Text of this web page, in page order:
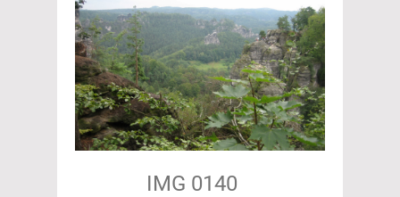
IMG 0140